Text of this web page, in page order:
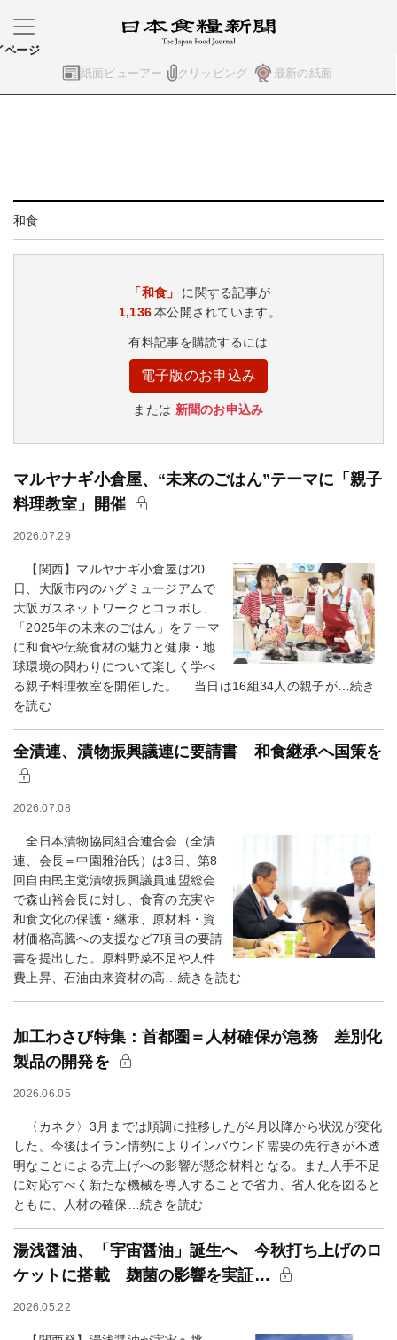
紙面ビューアー クリッピング 最新の紙面
ページ
和食
「和食」
に関する記事が
1,136本公開されています。
有料記事を購読するには
電子版のお申込み
または 新聞のお申込み
マルヤナギ小倉屋、“未来のごはん”テーマに「親子
料理教室」開催
2026.07.29
【関西】マルヤナギ小倉屋は20
日、大阪市内のハグミュージアムで
大阪ガスネットワークとコラボし、
「2025年の未来のごはん」をテーマ
に和食や伝統食材の魅力と健康・地
球環境の関わりについて楽しく学べ
る親子料理教室を開催した。 当日は16組34人の親子が…続き
を読む
全漬連、漬物振興議連に要請書 和食継承へ国策を
2026.07.08
全日本漬物協同組合連合会（全漬
連、会長＝中園雅治氏）は3日、第8
回自由民主党漬物振興議員連盟総会
で森山裕会長に対し、食育の充実や
和食文化の保護・継承、原材料・資
材価格高騰への支援など7項目の要請
書を提出した。原料野菜不足や人件
費上昇、石油由来資材の高…続きを読む
加工わさび特集：首都圏＝人材確保が急務 差別化
製品の開発を
2026.06.05
〈カネク〉3月までは順調に推移したが4月以降から状況が変化
した。今後はイラン情勢によりインバウンド需要の先行きが不透
明なことによる売上げへの影響が懸念材料となる。また人手不足
に対応すべく新たな機械を導入することで省力、省人化を図ると
ともに、人材の確保…続きを読む
湯浅醤油、「宇宙醤油」誕生へ 今秋打ち上げのロ
ケットに搭載 麹菌の影響を実証…
2026.05.22